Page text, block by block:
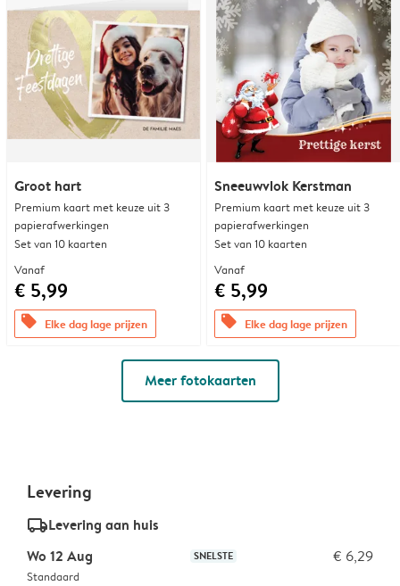
Groot hart
Premium kaart met keuze uit 3
papierafwerkingen
Set van 10 kaarten
Vanaf
€ 5,99
offers Elke dag lage prijzen
Sneeuwvlok Kerstman
Premium kaart met keuze uit 3
papierafwerkingen
Set van 10 kaarten
Vanaf
€ 5,99
offers Elke dag lage prijzen
Meer fotokaarten
Levering
delivery_standard_v2Levering aan huis
Wo 12 Aug
SNELSTE € 6,29
Standaard